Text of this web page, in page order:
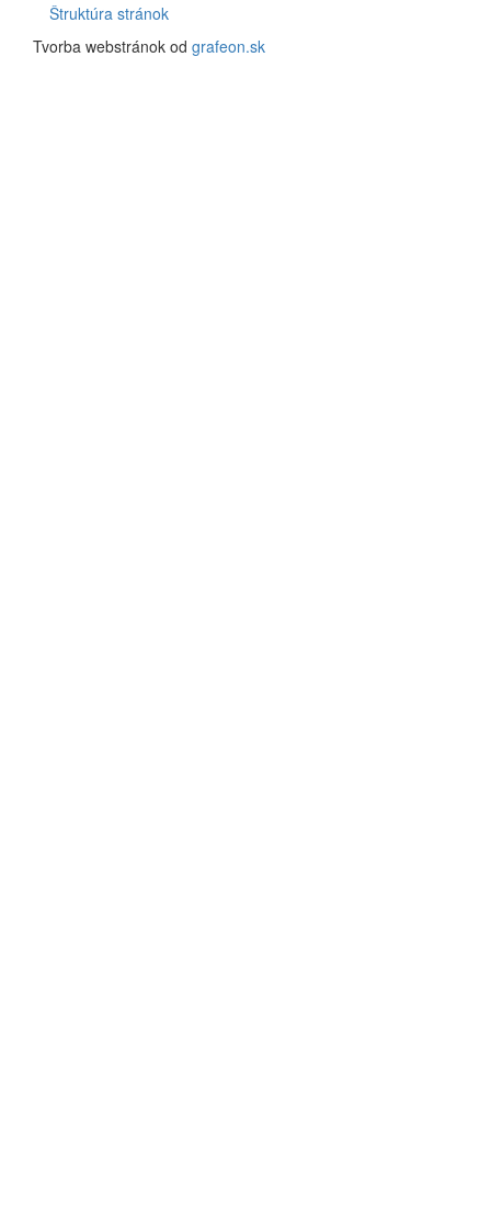
Štruktúra stránok
Tvorba webstránok od grafeon.sk